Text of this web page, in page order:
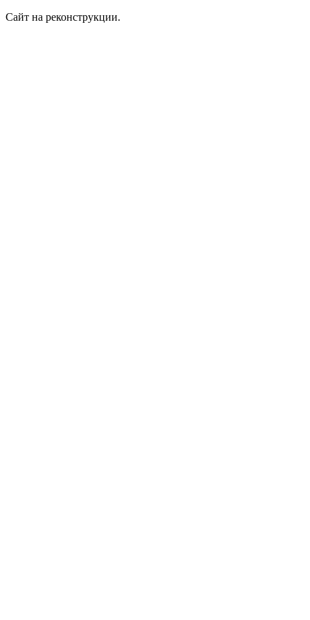
Сайт на реконструкции.